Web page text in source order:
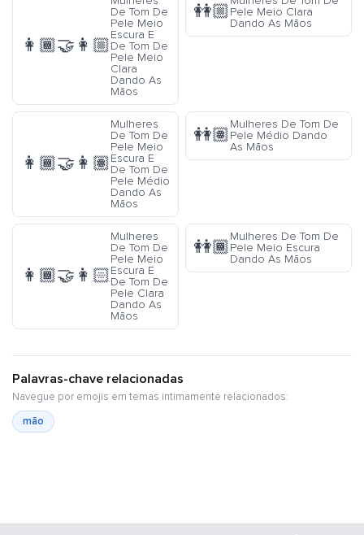
👩🏾‍🤝‍👩🏼
De Tom De
Pele Meio
Escura E
De Tom De
Pele Meio
Clara
Dando As
Mãos
👭🏼Pele Meio Clara
Dando As Mãos
👩🏾‍🤝‍👩🏽
Mulheres
De Tom De
Pele Meio
Escura E
De Tom De
Pele Médio
Dando As
Mãos
👭🏽
Mulheres De Tom De
Pele Médio Dando
As Mãos
👩🏾‍🤝‍👩🏻
Mulheres
De Tom De
Pele Meio
Escura E
De Tom De
Pele Clara
Dando As
Mãos
👭🏾
Mulheres De Tom De
Pele Meio Escura
Dando As Mãos
Palavras-chave relacionadas
Navegue por emojis em temas intimamente relacionados:
mão